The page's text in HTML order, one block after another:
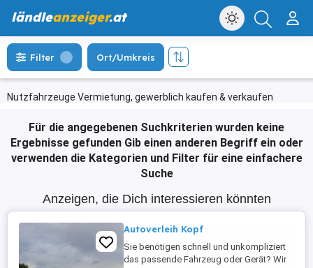
ländleanzeiger.at
Nutzfahrzeuge Vermietung, gewerblich kaufen & verkaufen
Filter Ort/Umkreis
Für die angegebenen Suchkriterien wurden keine
Ergebnisse gefunden Gib einen anderen Begriff ein oder
verwenden die Kategorien und Filter für eine einfachere
Suche
Anzeigen, die Dich interessieren könnten
Autoverleih Kopf
Sie benötigen schnell und unkompliziert
das passende Fahrzeug oder Gerät? Wir